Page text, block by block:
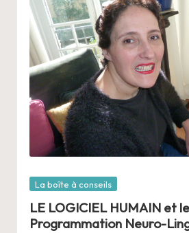
Posté
La boîte à conseils
LE LOGICIEL HUMAIN et
Programmation Neuro-